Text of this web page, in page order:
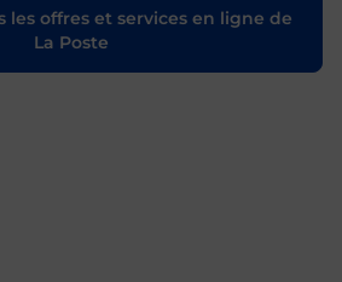
les offres et services en ligne de
La Poste